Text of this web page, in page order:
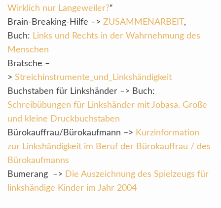
Wirklich nur Langeweiler?“
Brain-Breaking-Hilfe –> ZUSAMMENARBEIT,
Buch: Links und Rechts in der Wahrnehmung des
Menschen
Bratsche –
> Streichinstrumente_und_Linkshändigkeit
Buchstaben für Linkshänder –> Buch:
Schreibübungen für Linkshänder mit Jobasa. Große
und kleine Druckbuchstaben
Bürokauffrau/Bürokaufmann –> Kurzinformation
zur Linkshändigkeit im Beruf der Bürokauffrau / des
Bürokaufmanns
Bumerang –> Die Auszeichnung des Spielzeugs für
linkshändige Kinder im Jahr 2004